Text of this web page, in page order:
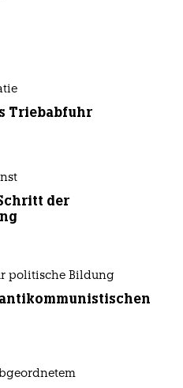
Triebabfuhr
der
politische Bildung